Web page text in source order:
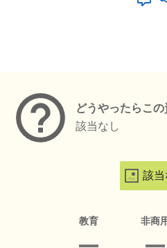
どうやったらこ
該当なし
該当
教育 非商